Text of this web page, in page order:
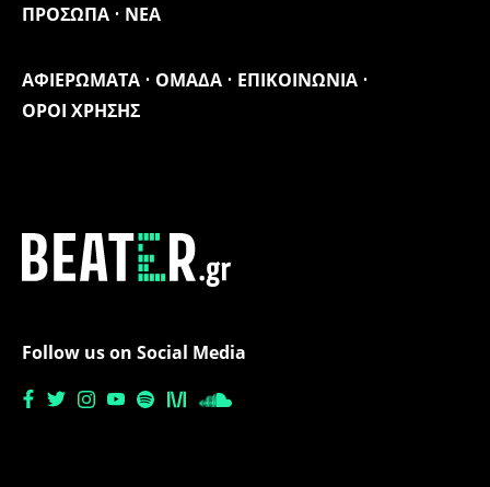
ΑΦΙΕΡΩΜΑΤΑ ΟΜΑΔΑ
ΕΠΙΚΟΙΝΩΝΙΑ
ΟΡΟΙ ΧΡΗΣΗΣ
ΠΡΟΣΩΠΑ
ΝΕΑ
Follow us on Social Media